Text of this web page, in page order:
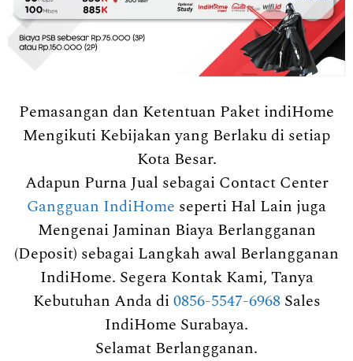
Pemasangan dan Ketentuan Paket indiHome
Mengikuti Kebijakan yang Berlaku di setiap
Kota Besar.
Adapun Purna Jual sebagai Contact Center
Gangguan IndiHome seperti Hal Lain juga
Mengenai Jaminan Biaya Berlangganan
(Deposit) sebagai Langkah awal Berlangganan
IndiHome. Segera Kontak Kami, Tanya
Kebutuhan Anda di 0856-5547-6968Sales
IndiHome Surabaya.
Selamat Berlangganan.